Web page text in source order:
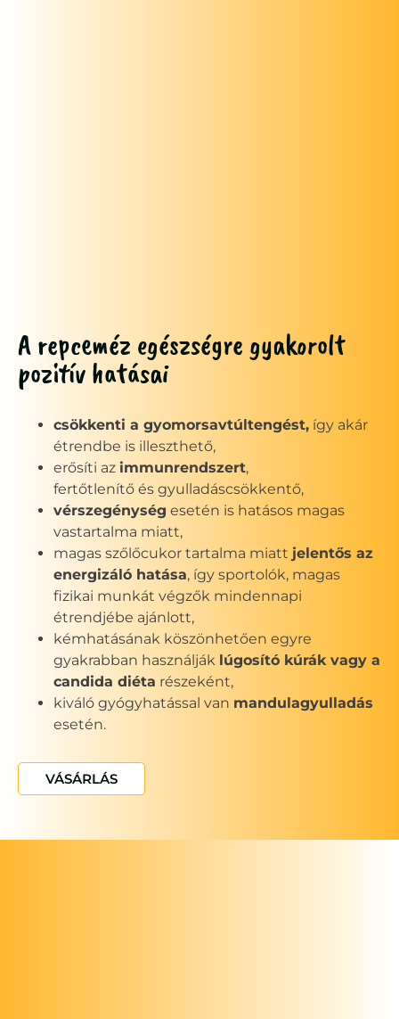
A repceméz egészségre gyakorolt
pozitív hatásai
csökkenti a gyomorsavtúltengést, így akár
étrendbe is illeszthető,
erősíti az immunrendszert,
fertőtlenítő és gyulladáscsökkentő,
vérszegénység esetén is hatásos magas
vastartalma miatt,
magas szőlőcukor tartalma miatt jelentős az
energizáló hatása, így sportolók, magas
fizikai munkát végzők mindennapi
étrendjébe ajánlott,
kémhatásának köszönhetően egyre
gyakrabban használják lúgosító kúrák vagy a
candida diéta részeként,
kiváló gyógyhatással van mandulagyulladás
esetén.
VÁSÁRLÁS